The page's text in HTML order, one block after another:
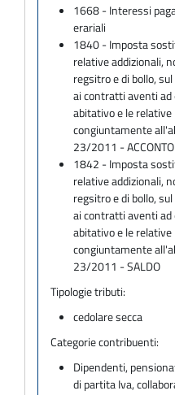
1668 - Interessi
erariali
1840 - Imposta
relative addizionali,
regsitro e di bollo,
ai contratti aventi
abitativo e le
congiuntamente
23/2011 -
1842 - Imposta
relative addizionali,
regsitro e di bollo,
ai contratti aventi
abitativo e le
congiuntamente
23/2011 - SALDO
Tipologie tributi:
cedolare secca
Categorie contribuenti:
Dipendenti,
di partita Iva,